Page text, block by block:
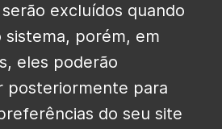
excluídos quando
sistema, porém, em
eles poderão
posteriormente para
do seu site